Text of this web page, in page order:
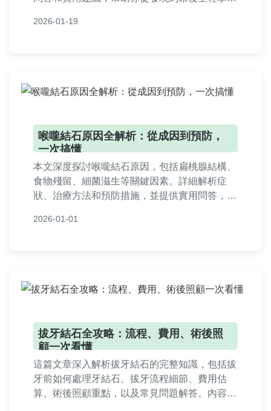
考。
2026-01-19
喉嚨結石原因全解析：從成因到預防，
一次搞懂
本文深度探討喉嚨結石原因，包括扁桃腺結構、
食物殘留、細菌滋生等關鍵因素。詳細解析症
狀、治療方法和預防措施，並提供實用問答，幫
於醫學知識和個人經驗，確保實用性和可信度。
2026-01-01
拔牙結石全攻略：流程、費用、術後照
顧一次看懂
這篇文章深入解析拔牙結石的完整知識，包括拔
牙前如何處理牙結石、拔牙流程細節、費用估
算、術後照顧重點，以及常見問題解答。內容基